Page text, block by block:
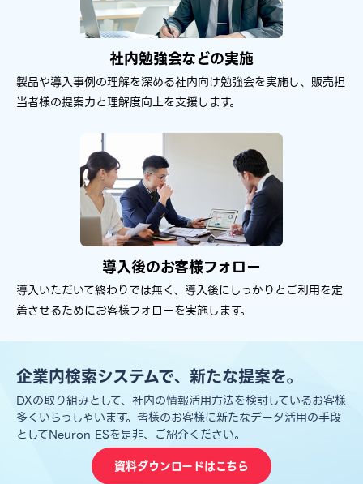
社内勉強会などの​実施
製品や導入事例の理解を深める社内向け勉強会を実施し、販売担
当者様の提案力と理解度向上を支援します。
導入後の​お客様フォロー
導入いただいて​終わりでは​無く、​導入後に​しっかりと​ご利用を​定
着させる​ために​お客様フォローを​実施します。​
企業内検索システムで、新たな提案を。
DXの取り組みとして、社内の情報活用方法を検討しているお客様
多くいらっしゃいます。皆様のお客様に新たなデータ活用の手段
としてNeuron ESを是非、ご紹介ください。
資料ダウンロードはこちら